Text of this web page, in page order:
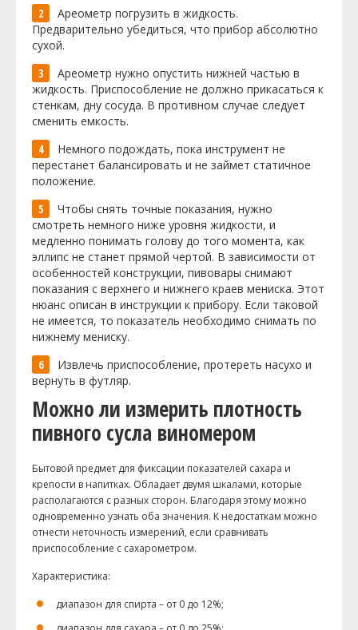
Ареометр погрузить в жидкость.
Предварительно убедиться, что прибор абсолютно
сухой.
Ареометр нужно опустить нижней частью в
жидкость. Приспособление не должно прикасаться к
стенкам, дну сосуда. В противном случае следует
сменить емкость.
Немного подождать, пока инструмент не
перестанет балансировать и не займет статичное
положение.
Чтобы снять точные показания, нужно
смотреть немного ниже уровня жидкости, и
медленно понимать голову до того момента, как
эллипс не станет прямой чертой. В зависимости от
особенностей конструкции, пивовары снимают
показания с верхнего и нижнего краев мениска. Этот
нюанс описан в инструкции к прибору. Если таковой
не имеется, то показатель необходимо снимать по
нижнему мениску.
Извлечь приспособление, протереть насухо и
вернуть в футляр.
Можно ли измерить плотность
пивного сусла виномером
Бытовой предмет для фиксации показателей сахара и
крепости в напитках. Обладает двумя шкалами, которые
располагаются с разных сторон. Благодаря этому можно
одновременно узнать оба значения. К недостаткам можно
отнести неточность измерений, если сравнивать
приспособление с сахарометром.
Характеристика:
диапазон для спирта – от 0 до 12%;